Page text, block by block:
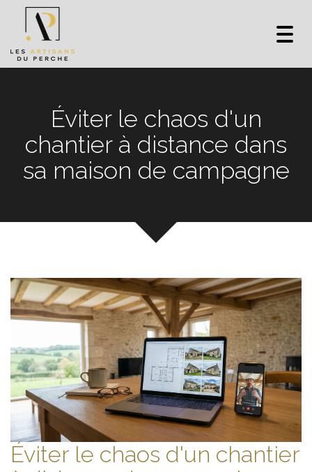
Éviter le chaos d'un
chantier à distance dans
sa maison de campagne
Éviter le chaos d'un chantier